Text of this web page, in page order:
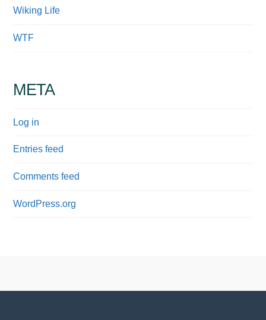
Wiking Life
WTF
META
Log in
Entries feed
Comments feed
WordPress.org